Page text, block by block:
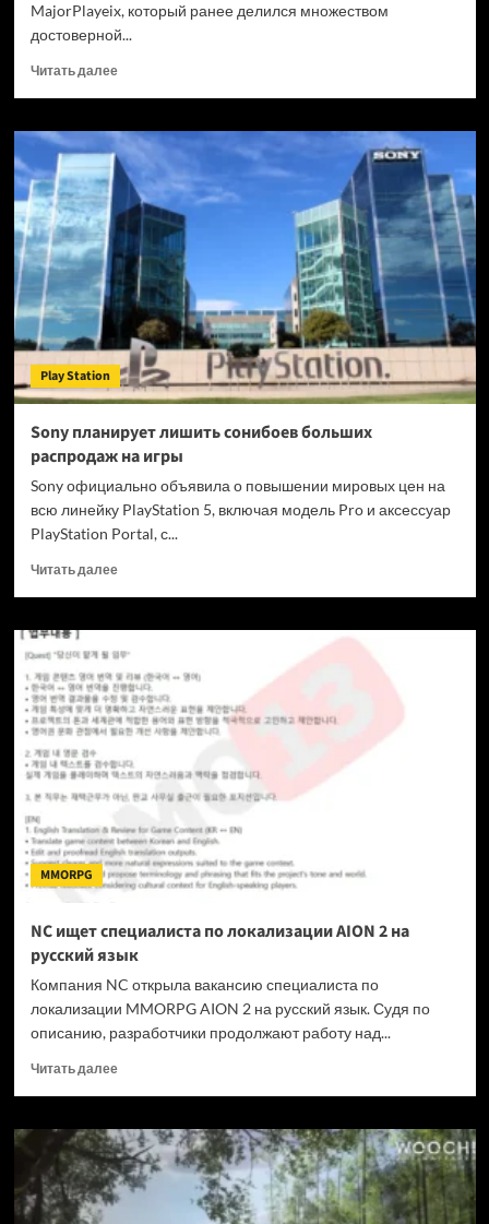
MajorPlayeix, который ранее делился множеством
достоверной...
Читать далееПрочитать
Инсайдер:
Ремейк
самой
первой
части
Devil
May
Cry
находится
активной
разработке
Play Station
Sony планирует лишить сонибоев больших
распродаж на игры
Sony официально объявила о повышении мировых цен на
всю линейку PlayStation 5, включая модель Pro и аксессуар
PlayStation Portal, с...
Читать далееПрочитать
Sony
планирует
лишить
сонибоев
больших
распродаж
игры
MMORPG
NC ищет специалиста по локализации AION 2 на
русский язык
Компания NC открыла вакансию специалиста по
локализации MMORPG AION 2 на русский язык. Судя по
описанию, разработчики продолжают работу над...
Читать далееПрочитать
NC
ищет
специалиста
по
локализации